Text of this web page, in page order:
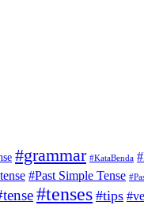
#grammar #KataBenda
#Past Simple Tense
#tenses #tips